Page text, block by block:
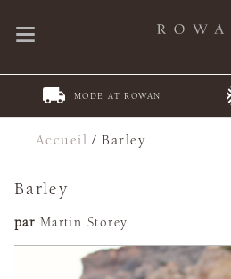
MODE AT ROWAN
Accueil /Barley
Barley
par Martin Storey